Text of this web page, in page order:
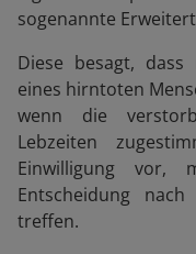
sogenannte
Diese besagt,
eines hirntoten
wenn die
Lebzeiten
Einwilligung vor,
Entscheidung
treffen.